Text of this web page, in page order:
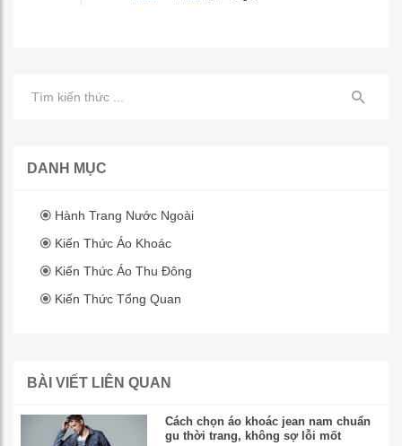
DANH MỤC
Hành Trang Nước Ngoài
Kiến Thức Áo Khoác
Kiến Thức Áo Thu Đông
Kiến Thức Tổng Quan
BÀI VIẾT LIÊN QUAN
Cách chọn áo khoác jean nam chuẩn
gu thời trang, không sợ lỗi mốt